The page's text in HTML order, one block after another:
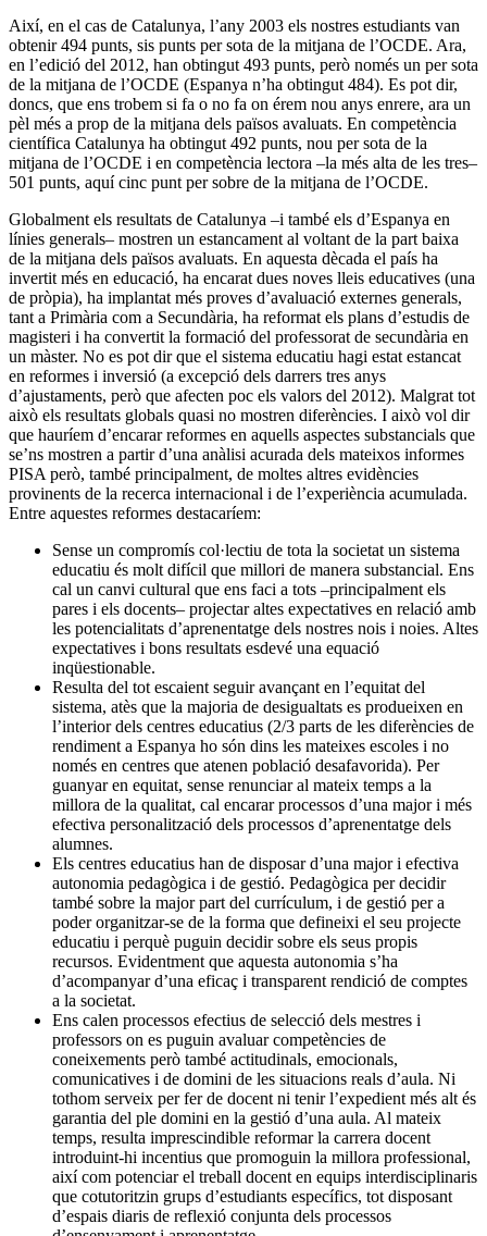
Així, en el cas de Catalunya, l’any 2003 els nostres estudiants van
obtenir 494 punts, sis punts per sota de la mitjana de l’OCDE. Ara,
en l’edició del 2012, han obtingut 493 punts, però només un per sota
de la mitjana de l’OCDE (Espanya n’ha obtingut 484). Es pot dir,
doncs, que ens trobem si fa o no fa on érem nou anys enrere, ara un
pèl més a prop de la mitjana dels països avaluats. En competència
científica Catalunya ha obtingut 492 punts, nou per sota de la
mitjana de l’OCDE i en competència lectora –la més alta de les tres–
501 punts, aquí cinc punt per sobre de la mitjana de l’OCDE.
Globalment els resultats de Catalunya –i també els d’Espanya en
línies generals– mostren un estancament al voltant de la part baixa
de la mitjana dels països avaluats. En aquesta dècada el país ha
invertit més en educació, ha encarat dues noves lleis educatives (una
de pròpia), ha implantat més proves d’avaluació externes generals,
tant a Primària com a Secundària, ha reformat els plans d’estudis de
magisteri i ha convertit la formació del professorat de secundària en
un màster. No es pot dir que el sistema educatiu hagi estat estancat
en reformes i inversió (a excepció dels darrers tres anys
d’ajustaments, però que afecten poc els valors del 2012). Malgrat tot
això els resultats globals quasi no mostren diferències. I això vol dir
que hauríem d’encarar reformes en aquells aspectes substancials que
se’ns mostren a partir d’una anàlisi acurada dels mateixos informes
PISA però, també principalment, de moltes altres evidències
provinents de la recerca internacional i de l’experiència acumulada.
Entre aquestes reformes destacaríem:
Sense un compromís col·lectiu de tota la societat un sistema
educatiu és molt difícil que millori de manera substancial. Ens
cal un canvi cultural que ens faci a tots –principalment els
pares i els docents– projectar altes expectatives en relació amb
les potencialitats d’aprenentatge dels nostres nois i noies. Altes
expectatives i bons resultats esdevé una equació
inqüestionable.
Resulta del tot escaient seguir avançant en l’equitat del
sistema, atès que la majoria de desigualtats es produeixen en
l’interior dels centres educatius (2/3 parts de les diferències de
rendiment a Espanya ho són dins les mateixes escoles i no
només en centres que atenen població desafavorida). Per
guanyar en equitat, sense renunciar al mateix temps a la
millora de la qualitat, cal encarar processos d’una major i més
efectiva personalització dels processos d’aprenentatge dels
alumnes.
Els centres educatius han de disposar d’una major i efectiva
autonomia pedagògica i de gestió. Pedagògica per decidir
també sobre la major part del currículum, i de gestió per a
poder organitzar-se de la forma que defineixi el seu projecte
educatiu i perquè puguin decidir sobre els seus propis
recursos. Evidentment que aquesta autonomia s’ha
d’acompanyar d’una eficaç i transparent rendició de comptes
a la societat.
Ens calen processos efectius de selecció dels mestres i
professors on es puguin avaluar competències de
coneixements però també actitudinals, emocionals,
comunicatives i de domini de les situacions reals d’aula. Ni
tothom serveix per fer de docent ni tenir l’expedient més alt és
garantia del ple domini en la gestió d’una aula. Al mateix
temps, resulta imprescindible reformar la carrera docent
introduint-hi incentius que promoguin la millora professional,
així com potenciar el treball docent en equips interdisciplinaris
que cotutoritzin grups d’estudiants específics, tot disposant
d’espais diaris de reflexió conjunta dels processos